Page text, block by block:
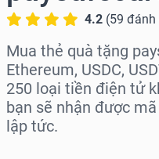
4.2 (59 đánh
Mua thẻ quà tặng
Ethereum, USDC,
250 loại tiền điện tử
bạn sẽ nhận được
lập tức.